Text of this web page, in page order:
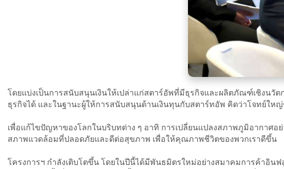
โดยแบ่งเป็นการสนับสนุนเงินให้เปล่าแก่สตาร์อัพที่มีธุรกิจและผลิตภัณฑ์เชิงนวั
ธุรกิจได้ และในฐานะผู้ให้การสนับสนุนด้านเงินทุนกับสตาร์ทอัพ คิดว่าโจทย์ใ
เพื่อแก้ไขปัญหาของโลกในบริบทต่าง ๆ อาทิ การเปลี่ยนแปลงสภาพภูมิอากาศอ
สภาพแวดล้อมที่ปลอดภัยและดีต่อสุขภาพ เพื่อให้คุณภาพชีวิตของพวกเราดีขึ้น
โครงการฯ กําลังเติบโตขึ้น โดยในปีนี้ได้มีพันธมิตรใหม่อย่างสมาคมการค้าอิน